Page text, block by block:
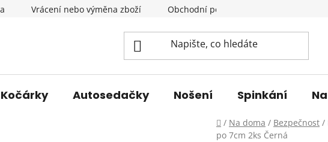
Vrácení nebo výměna zboží Obchodní podmínky
Kočárky Autosedačky Nošení Spinkání
Domů
/ Na doma / Bezpečnost /
po 7cm 2ks Černá